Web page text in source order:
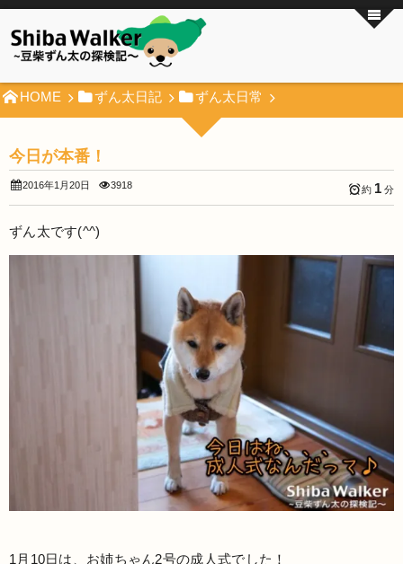
HOME ずん太日記 ずん太日常
今日が本番！
2016年1月20日 3918 約 1 分
ずん太です(^^)
1月10日は、お姉ちゃん2号の成人式でした！